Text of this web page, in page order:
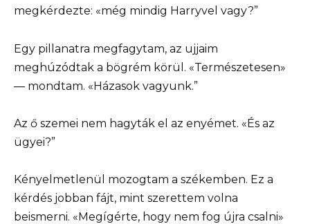
megkérdezte: «még mindig Harryvel vagy?”
Egy pillanatra megfagytam, az ujjaim
meghúzódtak a bögrém körül. «Természetesen»
— mondtam. «Házasok vagyunk.”
Az ő szemei nem hagyták el az enyémet. «És az
ügyei?”
Kényelmetlenül mozogtam a székemben. Ez a
kérdés jobban fájt, mint szerettem volna
beismerni. «Megígérte, hogy nem fog újra csalni»